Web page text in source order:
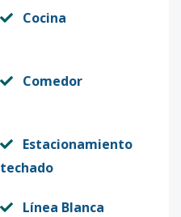
Cocina
Comedor
Estacionamiento
techado
Línea Blanca